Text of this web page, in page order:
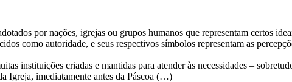
por nações, igrejas ou grupos humanos que representam certos
como autoridade, e seus respectivos símbolos representam as
instituições criadas e mantidas para atender às necessidades –
Igreja, imediatamente antes da Páscoa (…)